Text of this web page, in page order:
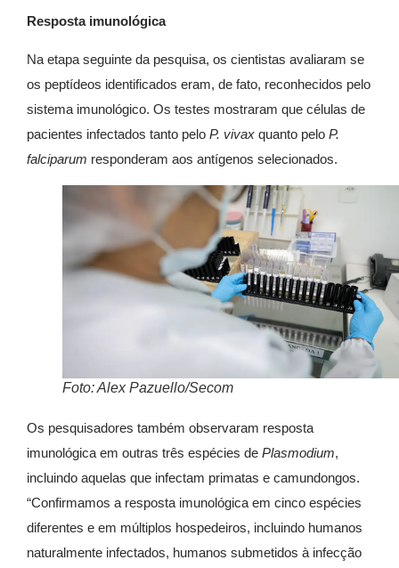
Resposta imunológica
Na etapa seguinte da pesquisa, os cientistas avaliaram se
os peptídeos identificados eram, de fato, reconhecidos pelo
sistema imunológico. Os testes mostraram que células de
pacientes infectados tanto pelo P. vivax quanto pelo P.
falciparum responderam aos antígenos selecionados.
Foto: Alex Pazuello/Secom
Os pesquisadores também observaram resposta
imunológica em outras três espécies de Plasmodium,
incluindo aquelas que infectam primatas e camundongos.
“Confirmamos a resposta imunológica em cinco espécies
diferentes e em múltiplos hospedeiros, incluindo humanos
naturalmente infectados, humanos submetidos à infecção